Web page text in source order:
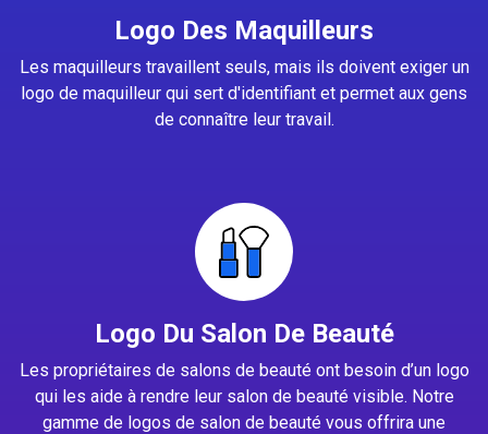
Logo Des Maquilleurs
Les maquilleurs travaillent seuls, mais ils doivent exiger un
logo de maquilleur qui sert d'identifiant et permet aux gens
de connaître leur travail.
Logo Du Salon De Beauté
Les propriétaires de salons de beauté ont besoin d’un logo
qui les aide à rendre leur salon de beauté visible. Notre
gamme de logos de salon de beauté vous offrira une